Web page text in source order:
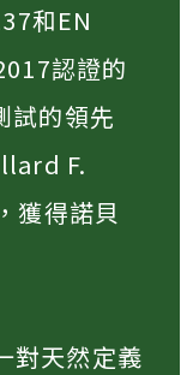
和EN
認證的
試的領先
F.
獲得諾貝
對天然定義